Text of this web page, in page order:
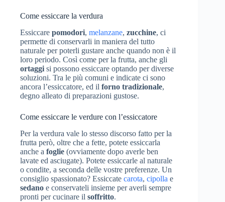
Come essiccare la verdura
Essiccare pomodori, melanzane, zucchine, ci
permette di conservarli in maniera del tutto
naturale per poterli gustare anche quando non è il
loro periodo. Così come per la frutta, anche gli
ortaggi si possono essiccare optando per diverse
soluzioni. Tra le più comuni e indicate ci sono
ancora l’essiccatore, ed il forno tradizionale,
degno alleato di preparazioni gustose.
Come essiccare le verdure con l’essiccatore
Per la verdura vale lo stesso discorso fatto per la
frutta però, oltre che a fette, potete essiccarla
anche a foglie (ovviamente dopo averle ben
lavate ed asciugate). Potete essiccarle al naturale
o condite, a seconda delle vostre preferenze. Un
consiglio spassionato? Essiccate carota, cipolla e
sedano e conservateli insieme per averli sempre
pronti per cucinare il soffritto.